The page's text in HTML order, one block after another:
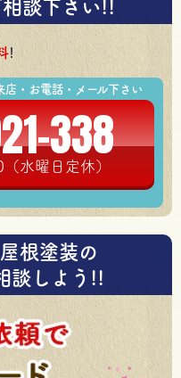
談下さい!!
!
・お電話・メール下さい
338
水曜日定休）
根塗装の
談しよう!!